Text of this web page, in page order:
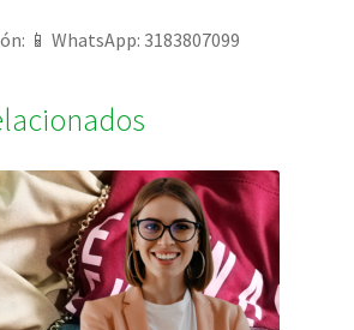
📱 WhatsApp: 3183807099